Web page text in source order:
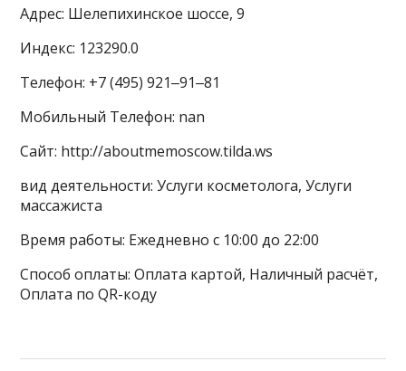
Адрес: Шелепихинское шоссе, 9
Индекс: 123290.0
Телефон: +7 (495) 921‒91‒81
Мобильный Телефон: nan
Сайт: http://aboutmemoscow.tilda.ws
вид деятельности: Услуги косметолога, Услуги
массажиста
Время работы: Ежедневно с 10:00 до 22:00
Способ оплаты: Оплата картой, Наличный расчёт,
Оплата по QR-коду